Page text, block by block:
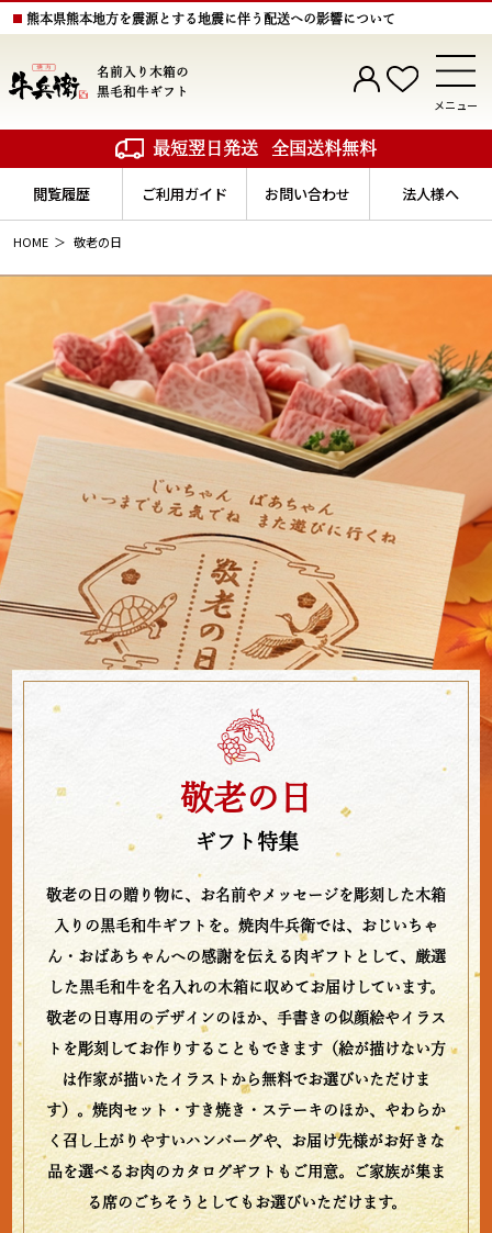
熊本県熊本地方を震源とする地震に伴う配送への影響について
名前入り木箱の
黒毛和牛ギフト
メニュー
最短翌日発送 全国送料無料
閲覧履歴 ご利用ガイド お問い合わせ 法人様へ
HOME 敬老の日
敬老の日
ギフト特集
敬老の日の贈り物に、お名前やメッセージを彫刻した木箱
入りの黒毛和牛ギフトを。焼肉牛兵衛では、おじいちゃ
ん・おばあちゃんへの感謝を伝える肉ギフトとして、厳選
した黒毛和牛を名入れの木箱に収めてお届けしています。
敬老の日専用のデザインのほか、手書きの似顔絵やイラス
トを彫刻してお作りすることもできます（絵が描けない方
は作家が描いたイラストから無料でお選びいただけま
す）。焼肉セット・すき焼き・ステーキのほか、やわらか
く召し上がりやすいハンバーグや、お届け先様がお好きな
品を選べるお肉のカタログギフトもご用意。ご家族が集ま
る席のごちそうとしてもお選びいただけます。